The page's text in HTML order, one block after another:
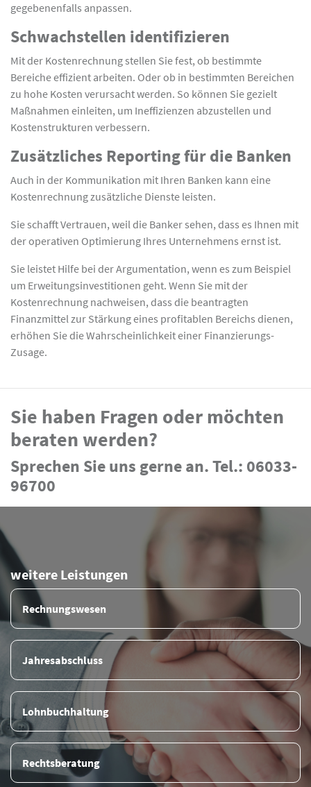
gegebenenfalls anpassen.
Schwachstellen identifizieren
Mit der Kostenrechnung stellen Sie fest, ob bestimmte
Bereiche effizient arbeiten. Oder ob in bestimmten Bereichen
zu hohe Kosten verursacht werden. So können Sie gezielt
Maßnahmen einleiten, um Ineffizienzen abzustellen und
Kostenstrukturen verbessern.
Zusätzliches Reporting für die Banken
Auch in der Kommunikation mit Ihren Banken kann eine
Kostenrechnung zusätzliche Dienste leisten.
Sie schafft Vertrauen, weil die Banker sehen, dass es Ihnen mit
der operativen Optimierung Ihres Unternehmens ernst ist.
Sie leistet Hilfe bei der Argumentation, wenn es zum Beispiel
um Erweitungsinvestitionen geht. Wenn Sie mit der
Kostenrechnung nachweisen, dass die beantragten
Finanzmittel zur Stärkung eines profitablen Bereichs dienen,
erhöhen Sie die Wahrscheinlichkeit einer Finanzierungs-
Zusage.
Sie haben Fragen oder möchten
beraten werden?
Sprechen Sie uns gerne an. Tel.: 06033-
96700
weitere Leistungen
Rechnungswesen
Jahresabschluss
Lohnbuchhaltung
Rechtsberatung